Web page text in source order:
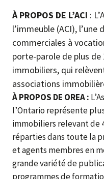
À PROPOS DE L’ACI :
l’immeuble (ACI),
commerciales à
porte-parole de plus
immobiliers, qui
associations
À PROPOS DE OREA :
l’Ontario représente
immobiliers relevant de
réparties dans toute la
et agents membres en
grande variété de
programmes de